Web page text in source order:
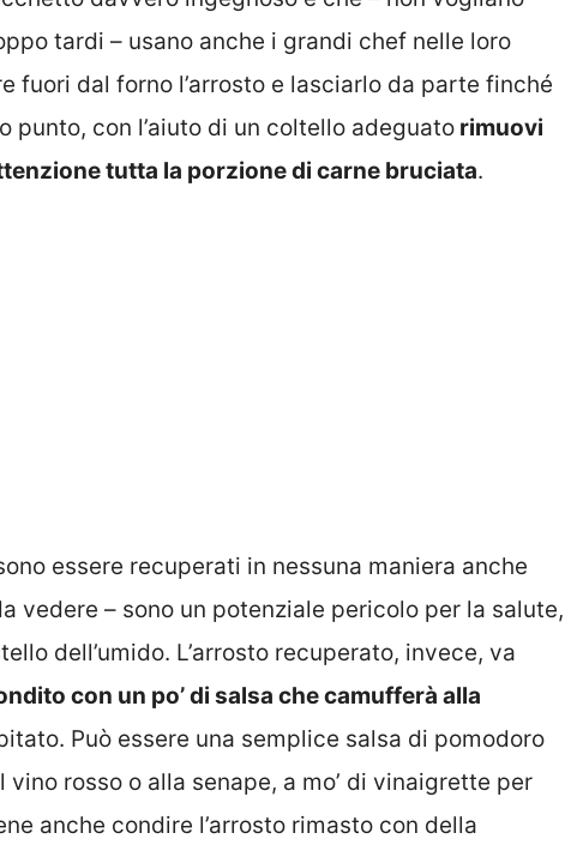
tardi – usano anche i grandi chef nelle loro
fuori dal forno l’arrosto e lasciarlo da parte finché
punto, con l’aiuto di un coltello adeguato rimuovi
tutta la porzione di carne bruciata.
essere recuperati in nessuna maniera anche
vedere – sono un potenziale pericolo per la salute,
dell’umido. L’arrosto recuperato, invece, va
con un po’ di salsa che camufferà alla
Può essere una semplice salsa di pomodoro
rosso o alla senape, a mo’ di vinaigrette per
anche condire l’arrosto rimasto con della